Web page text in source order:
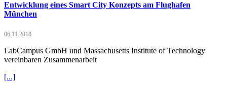
Entwicklung eines Smart City Konzepts am Flughafen
München
06.11.2018
LabCampus GmbH und Massachusetts Institute of Technology
vereinbaren Zusammenarbeit
[...]